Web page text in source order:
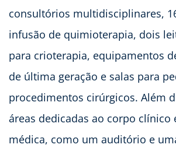
consultórios multidisciplinares,
infusão de quimioterapia, dois
para crioterapia, equipamentos
de última geração e salas para
procedimentos cirúrgicos. Além
áreas dedicadas ao corpo clínico
médica, como um auditório e